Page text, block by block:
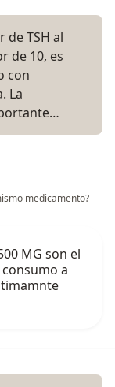
de TSH al
de 10, es
con
La
medicamento?
MG son el
a